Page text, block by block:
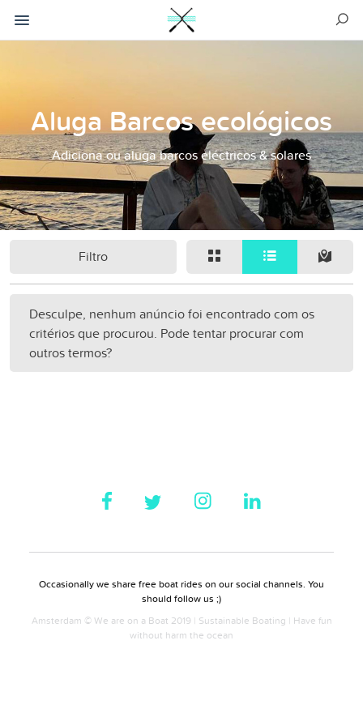
Aluga Barcos ecológicos
Adiciona ou aluga barcos eléctricos & solares
Filtro
Desculpe, nenhum anúncio foi encontrado com os
critérios que procurou. Pode tentar procurar com
outros termos?
Occasionally we share free boat rides on our social channels. You
should follow us ;)
Amsterdam © We are on a Boat 2019 | Sustainable Boating | Have fun
without harm the ocean